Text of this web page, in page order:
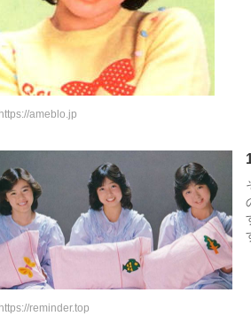
https://ameblo.jp
https://reminder.top